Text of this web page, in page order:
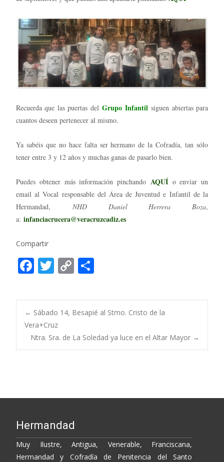
Recuerda que las puertas delGrupo Infantilsiguen abiertas para
cuantos deseen pertenecer al mismo.
Ya sabéis que no hace falta ser hermano de la Cofradía, tan sólo
tener entre 3 y 12 años y muchas ganas de pasarlo bien.
Puedes obtener más información pinchando AQUÍo enviar un
email al Vocal responsable del Área de Juventud e Infantil de la
Hermandad, NHD Daniel Herrera Boza,
a: infanciacrucera@veracruzcadiz.es
Compartir
F
e
b
o
o
T
itt
er
C
p
y
Li
n
m
p
ar
ti
Post
navigation
← Sábado 14, Besapié al Stmo. Cristo de la
Vera+Cruz
Ntra. Sra. de La Soledad ya luce en el Altar Mayor →
Hermandad
Muy Ilustre, Antigua, Venerable, Franciscana,
Hermandad y Cofradía de Penitencia del Santo